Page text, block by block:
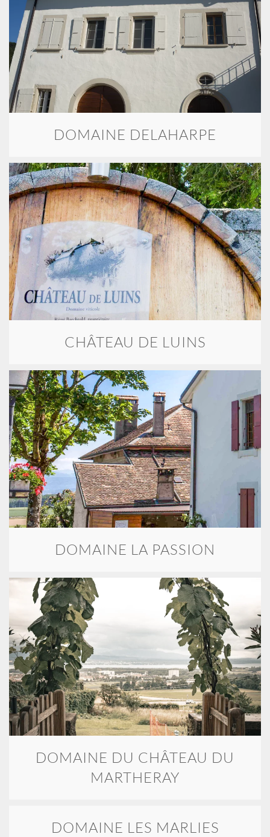
DOMAINE DELAHARPE
CHÂTEAU DE LUINS
DOMAINE LA PASSION
DOMAINE DU CHÂTEAU DU
MARTHERAY
DOMAINE LES MARLIES